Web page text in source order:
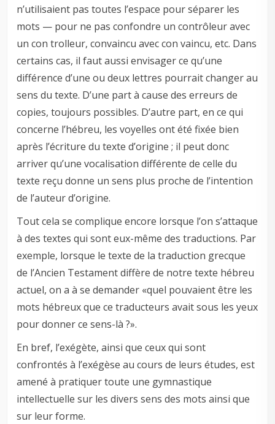
n’utilisaient pas toutes l’espace pour séparer les
mots — pour ne pas confondre un contrôleur avec
un con trolleur, convaincu avec con vaincu, etc. Dans
certains cas, il faut aussi envisager ce qu’une
différence d’une ou deux lettres pourrait changer au
sens du texte. D’une part à cause des erreurs de
copies, toujours possibles. D’autre part, en ce qui
concerne l’hébreu, les voyelles ont été fixée bien
après l’écriture du texte d’origine ; il peut donc
arriver qu’une vocalisation différente de celle du
texte reçu donne un sens plus proche de l’intention
de l’auteur d’origine.
Tout cela se complique encore lorsque l’on s’attaque
à des textes qui sont eux-même des traductions. Par
exemple, lorsque le texte de la traduction grecque
de l’Ancien Testament diffère de notre texte hébreu
actuel, on a à se demander «quel pouvaient être les
mots hébreux que ce traducteurs avait sous les yeux
pour donner ce sens-là ?».
En bref, l’exégète, ainsi que ceux qui sont
confrontés à l’exégèse au cours de leurs études, est
amené à pratiquer toute une gymnastique
intellectuelle sur les divers sens des mots ainsi que
sur leur forme.